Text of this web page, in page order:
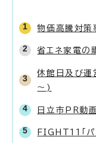
物価高騰対策
省エネ家電の
休館日及び運
～)
日立市PR動
FIGHT11「パ